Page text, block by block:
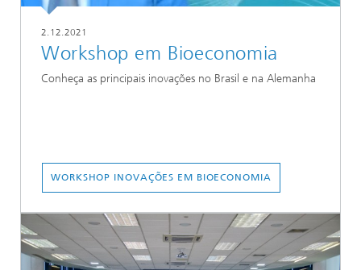
2.12.2021
Workshop em Bioeconomia
Conheça as principais inovações no Brasil e na Alemanha
WORKSHOP INOVAÇÕES EM BIOECONOMIA